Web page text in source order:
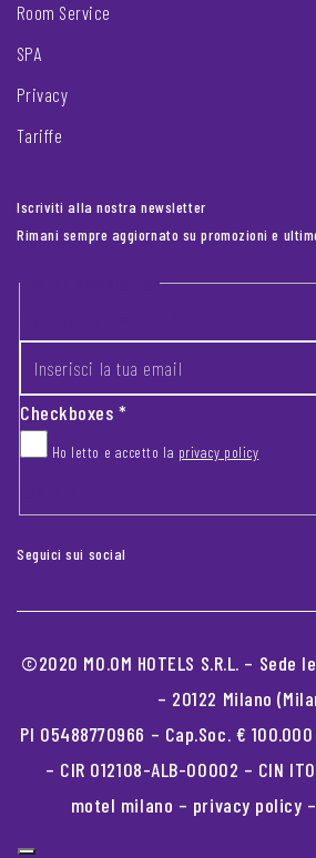
Room Service
SPA
Privacy
Tariffe
Iscriviti alla nostra newsletter
Rimani sempre aggiornato su promozioni e
Footer newsletter
Checkboxes*
Ho letto e accetto la privacy policy
Seguici sui social
©2020 MO.OM HOTELS S.R.L. – Sede
– 20122 Milano
PI 05488770966 – Cap.Soc. € 100.000
– CIR 012108-ALB-00002 – CIN
motel milano – privacy policy –